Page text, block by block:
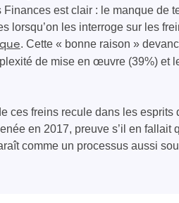
Finances est clair : le manque de
lorsqu’on les interroge sur les
. Cette « bonne raison »
de mise en œuvre (39%) et
ces freins recule dans les esprits
en 2017, preuve s’il en fallait
comme un processus aussi